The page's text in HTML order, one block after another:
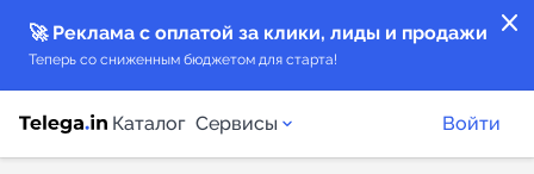
close
🚀 Реклама с оплатой за клики, лиды и продажи
Теперь со сниженным бюджетом для старта!
Каталог Сервисы Войти